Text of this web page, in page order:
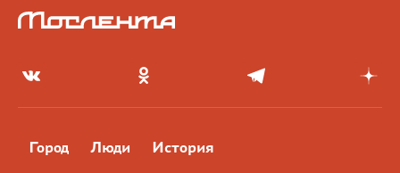
Город Люди История